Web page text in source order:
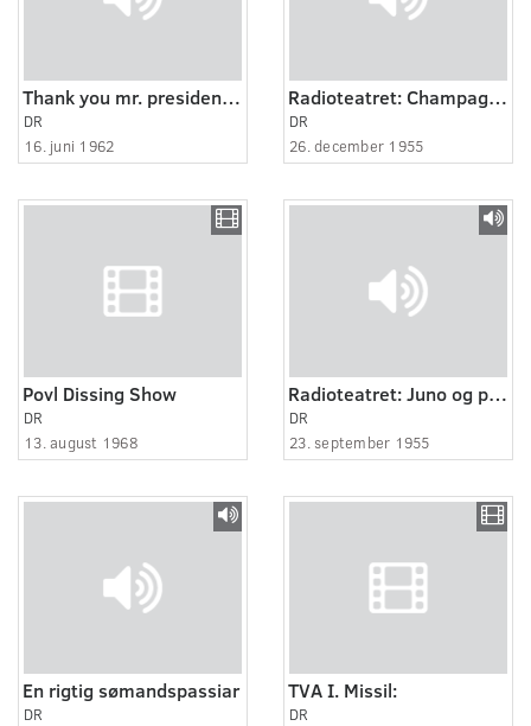
Thank you mr. president - rejsebrev fra USA 2:10
DR
16. juni 1962
Radioteatret: Champagnegaloppen
DR
26. december 1955
Povl Dissing Show
DR
13. august 1968
Radioteatret: Juno og påfuglen
DR
23. september 1955
En rigtig sømandspassiar
DR
TVA I. Missil:
DR